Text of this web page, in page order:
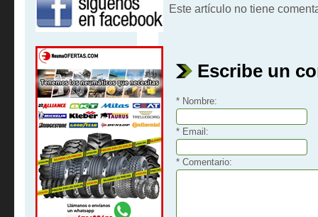
Este artículo no tiene
Escribe un
* Nombre:
* Email:
* Comentario: